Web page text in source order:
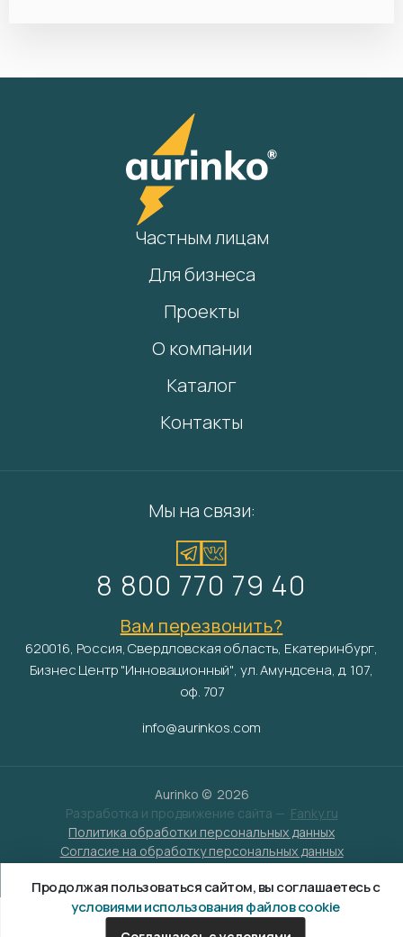
Частным лицам
Для бизнеса
Проекты
О компании
Каталог
Контакты
Мы на связи:
8 800 770 79 40
Вам перезвонить?
620016, Россия, Свердловская область, Екатеринбург,
Бизнес Центр "Инновационный", ул. Амундсена, д. 107,
оф. 707
info@aurinkos.com
Aurinko © 2026
Разработка и продвижение сайта — Fanky.ru
Политика обработки персональных данных
Согласие на обработку персональных данных
Продолжая пользоваться сайтом, вы соглашаетесь с
условиями использования файлов cookie